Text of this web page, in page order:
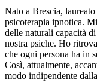
Nato a Brescia,
psicoterapia ipnotica.
delle naturali capacità
nostra psiche. Ho
che ogni persona ha in
Così, attualmente,
modo indipendente